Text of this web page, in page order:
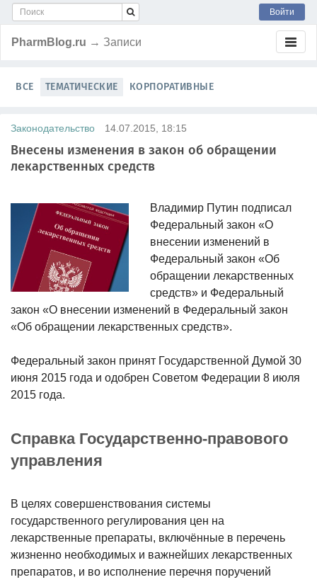
Войти
PharmBlog.ru → Записи
ВСЕ ТЕМАТИЧЕСКИЕ КОРПОРАТИВНЫЕ
Законодательство 14.07.2015, 18:15
Внесены изменения в закон об обращении
лекарственных средств
Владимир Путин подписал
Федеральный закон «О
внесении изменений в
Федеральный закон «Об
обращении лекарственных
средств» и Федеральный
закон «О внесении изменений в Федеральный закон
«Об обращении лекарственных средств».
Федеральный закон принят Государственной Думой 30
июня 2015 года и одобрен Советом Федерации 8 июля
2015 года.
Справка Государственно-правового
управления
В целях совершенствования системы
государственного регулирования цен на
лекарственные препараты, включённые в перечень
жизненно необходимых и важнейших лекарственных
препаратов, и во исполнение перечня поручений